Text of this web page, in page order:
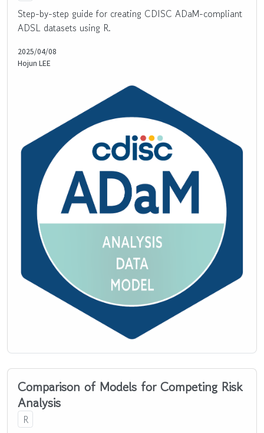
Step-by-step guide for creating CDISC ADaM-compliant
ADSL datasets using R.
2025/04/08
Hojun LEE
Comparison of Models for Competing Risk
Analysis
R